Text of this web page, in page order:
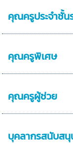
คุณครูประจำชั้น
คุณครูพิเศษ
คุณครูผู้ช่วย
บุคลากรสนับส